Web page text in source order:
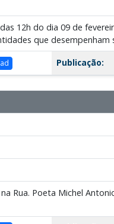
12h do dia 09 de
que desempenham
Publicação:
Rua. Poeta Michel